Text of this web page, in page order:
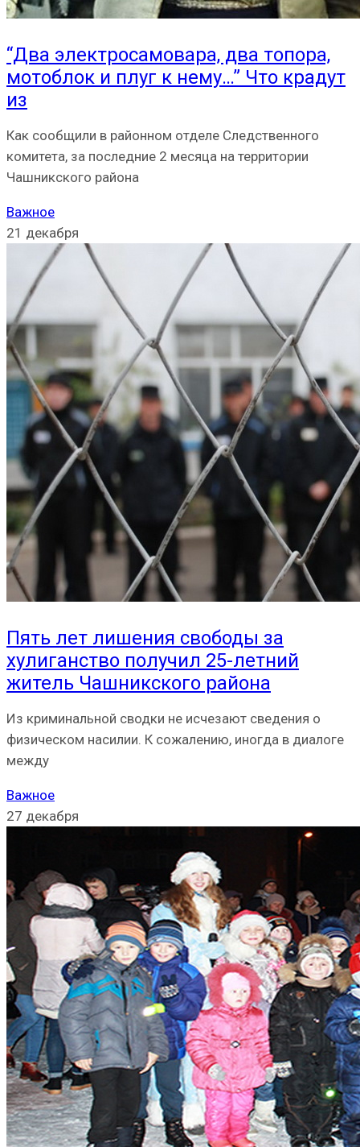
“Два электросамовара, два топора,
мотоблок и плуг к нему…” Что крадут
из
Как сообщили в районном отделе Следственного
комитета, за последние 2 месяца на территории
Чашникского района
Важное
21 декабря
Пять лет лишения свободы за
хулиганство получил 25-летний
житель Чашникского района
Из криминальной сводки не исчезают сведения о
физическом насилии. К сожалению, иногда в диалоге
между
Важное
27 декабря